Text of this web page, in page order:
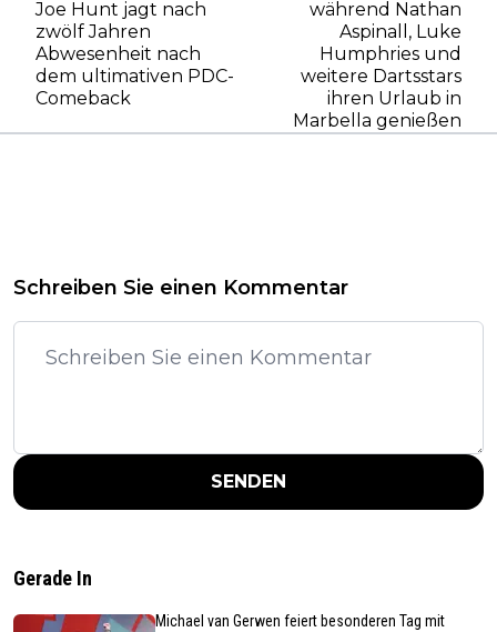
Joe Hunt jagt nach
zwölf Jahren
Abwesenheit nach
dem ultimativen PDC-
Comeback
während Nathan
Aspinall, Luke
Humphries und
weitere Dartsstars
ihren Urlaub in
Marbella genießen
Schreiben Sie einen Kommentar
SENDEN
Gerade In
Michael van Gerwen feiert besonderen Tag mit